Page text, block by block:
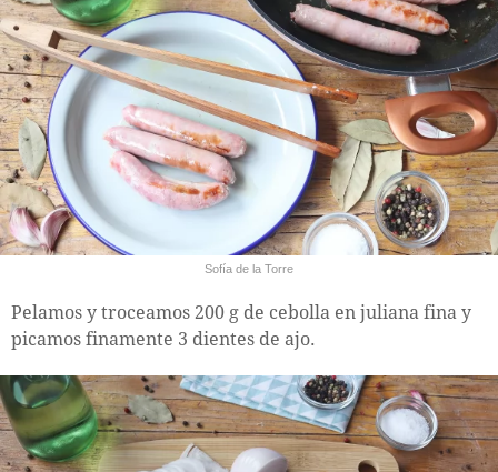
Sofía de la Torre
Pelamos y troceamos 200 g de cebolla en juliana fina y
picamos finamente 3 dientes de ajo.